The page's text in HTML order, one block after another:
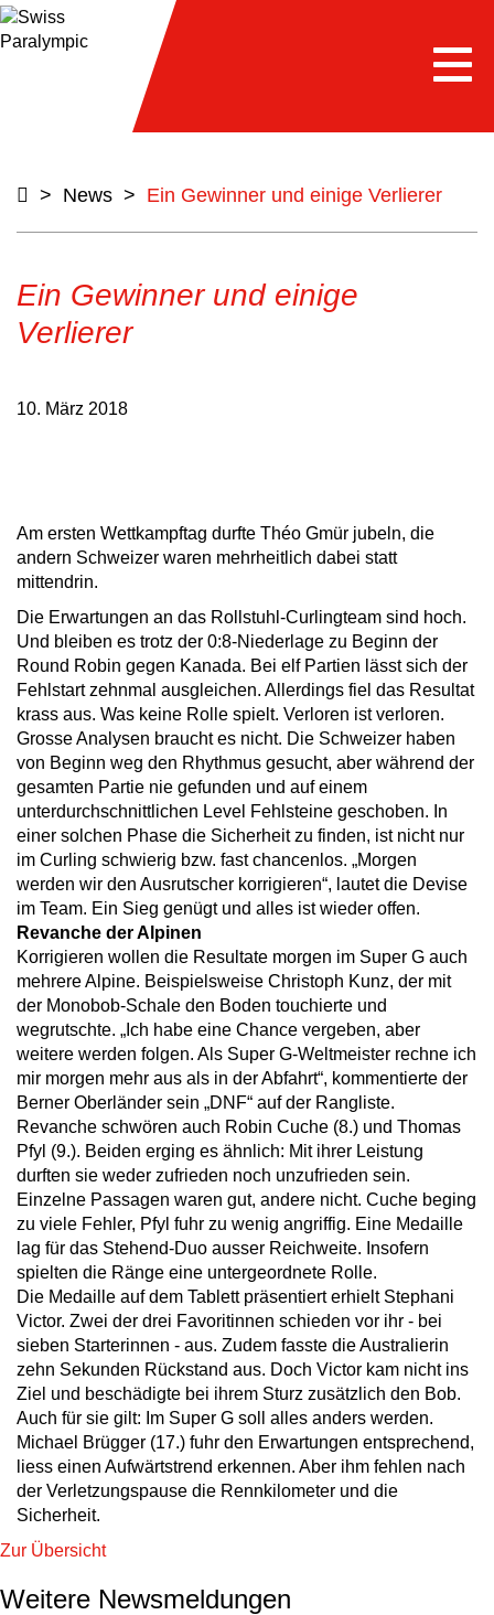
> News > Ein Gewinner und einige Verlierer
Ein Gewinner und einige
Verlierer
10. März 2018
Am ersten Wettkampftag durfte Théo Gmür jubeln, die
andern Schweizer waren mehrheitlich dabei statt
mittendrin.
Die Erwartungen an das Rollstuhl-Curlingteam sind hoch.
Und bleiben es trotz der 0:8-Niederlage zu Beginn der
Round Robin gegen Kanada. Bei elf Partien lässt sich der
Fehlstart zehnmal ausgleichen. Allerdings fiel das Resultat
krass aus. Was keine Rolle spielt. Verloren ist verloren.
Grosse Analysen braucht es nicht. Die Schweizer haben
von Beginn weg den Rhythmus gesucht, aber während der
gesamten Partie nie gefunden und auf einem
unterdurchschnittlichen Level Fehlsteine geschoben. In
einer solchen Phase die Sicherheit zu finden, ist nicht nur
im Curling schwierig bzw. fast chancenlos. „Morgen
werden wir den Ausrutscher korrigieren“, lautet die Devise
im Team. Ein Sieg genügt und alles ist wieder offen.
Revanche der Alpinen
Korrigieren wollen die Resultate morgen im Super G auch
mehrere Alpine. Beispielsweise Christoph Kunz, der mit
der Monobob-Schale den Boden touchierte und
wegrutschte. „Ich habe eine Chance vergeben, aber
weitere werden folgen. Als Super G-Weltmeister rechne ich
mir morgen mehr aus als in der Abfahrt“, kommentierte der
Berner Oberländer sein „DNF“ auf der Rangliste.
Revanche schwören auch Robin Cuche (8.) und Thomas
Pfyl (9.). Beiden erging es ähnlich: Mit ihrer Leistung
durften sie weder zufrieden noch unzufrieden sein.
Einzelne Passagen waren gut, andere nicht. Cuche beging
zu viele Fehler, Pfyl fuhr zu wenig angriffig. Eine Medaille
lag für das Stehend-Duo ausser Reichweite. Insofern
spielten die Ränge eine untergeordnete Rolle.
Die Medaille auf dem Tablett präsentiert erhielt Stephani
Victor. Zwei der drei Favoritinnen schieden vor ihr - bei
sieben Starterinnen - aus. Zudem fasste die Australierin
zehn Sekunden Rückstand aus. Doch Victor kam nicht ins
Ziel und beschädigte bei ihrem Sturz zusätzlich den Bob.
Auch für sie gilt: Im Super G soll alles anders werden.
Michael Brügger (17.) fuhr den Erwartungen entsprechend,
liess einen Aufwärtstrend erkennen. Aber ihm fehlen nach
der Verletzungspause die Rennkilometer und die
Sicherheit.
Zur Übersicht
Weitere Newsmeldungen